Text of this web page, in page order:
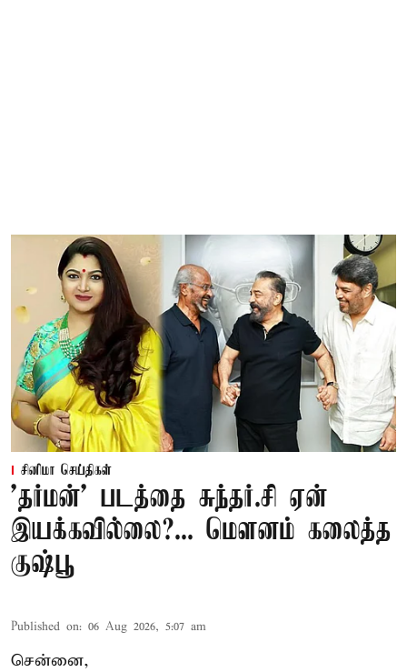
சினிமா செய்திகள்
'தர்மன்' படத்தை சுந்தர்.சி ஏன்
இயக்கவில்லை?... மௌனம் கலைத்த
குஷ்பூ
Published on: 06 Aug 2026, 5:07 am
சென்னை,